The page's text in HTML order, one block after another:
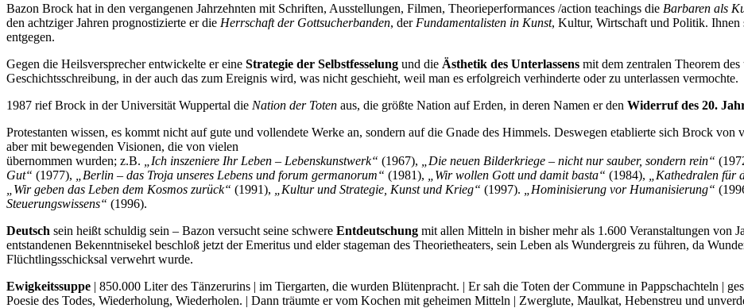
Bazon Brock hat in den vergangenen Jahrzehnten mit Schriften, Ausstellungen, Filmen, Theorieperformances /action teachings die Barbaren als
den achtziger Jahren prognostizierte er die Herrschaft der Gottsucherbanden, der Fundamentalisten in Kunst, Kultur, Wirtschaft und Politik. Ihnen
entgegen.
Gegen die Heilsversprecher entwickelte er eine Strategie der Selbstfesselung und die Ästhetik des Unterlassens mit dem zentralen Theorem des
Geschichtsschreibung, in der auch das zum Ereignis wird, was nicht geschieht, weil man es erfolgreich verhinderte oder zu unterlassen vermochte.
1987 rief Brock in der Universität Wuppertal die Nation der Toten aus, die größte Nation auf Erden, in deren Namen er den Widerruf des 20.
Protestanten wissen, es kommt nicht auf gute und vollendete Werke an, sondern auf die Gnade des Himmels. Deswegen etablierte sich Brock von
aber mit bewegenden Visionen, die von vielen
übernommen wurden; z.B. „Ich inszeniere Ihr Leben – Lebenskunstwerk“ (1967), „Die neuen Bilderkriege – nicht nur sauber, sondern rein“
Gut“ (1977), „Berlin – das Troja unseres Lebens und forum germanorum“ (1981), „Wir wollen Gott und damit basta“ (1984), „Kathedralen für
„Wir geben das Leben dem Kosmos zurück“ (1991), „Kultur und Strategie, Kunst und Krieg“ (1997). „Hominisierung vor Humanisierung“
Steuerungswissens“ (1996).
Deutsch sein heißt schuldig sein – Bazon versucht seine schwere Entdeutschung mit allen Mitteln in bisher mehr als 1.600 Veranstaltungen von
entstandenen Bekenntnisekel beschloß jetzt der Emeritus und elder stageman des Theorietheaters, sein Leben als Wundergreis zu führen, da
Flüchtlingsschicksal verwehrt wurde.
Ewigkeitssuppe | 850.000 Liter des Tänzerurins | im Tiergarten, die wurden Blütenpracht. | Er sah die Toten der Commune in Pappschachteln |
Poesie des Todes, Wiederholung, Wiederholen. | Dann träumte er vom Kochen mit geheimen Mitteln | Zwerglute, Maulkat, Hebenstreu und